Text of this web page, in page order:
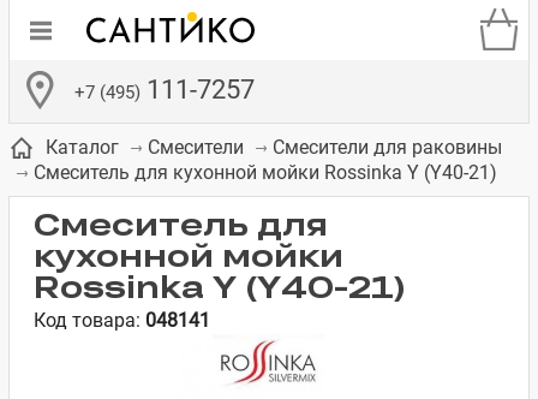
+7 (495) 111-7257
Бачки для
унитазов
Сиденья для
унитазов
Смесители для
встраиваемых
Зеркало-шкаф
Полки в ванную
Комоды в
Каталог Смесители
Смесители для раковины
Смеситель для кухонной мойки Rossinka Y (Y40-21)
Смеситель для
кухонной мойки
Rossinka Y (Y40-21)
Код товара: 048141